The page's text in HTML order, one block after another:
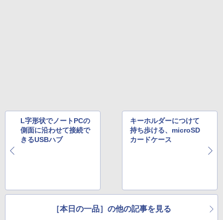
L字形状でノートPCの
側面に沿わせて接続で
きるUSBハブ
キーホルダーにつけて
持ち歩ける、microSD
カードケース
［本日の一品］の他の記事を見る